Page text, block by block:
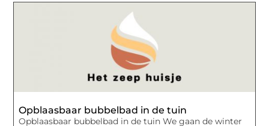
Opblaasbaar bubbelbad in de tuin
Opblaasbaar bubbelbad in de tuin We gaan de winter